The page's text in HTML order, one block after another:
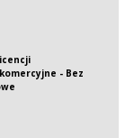
- Bez